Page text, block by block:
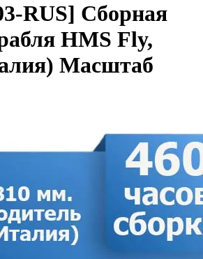
RUS] Сборная
HMS Fly,
Масштаб